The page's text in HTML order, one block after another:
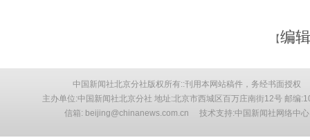
【编
中国新闻社北京分社版权所有::刊用本网站稿件，务经书面授权
主办单位:中国新闻社北京分社 地址:北京市西城区百万庄南街12号 邮编
信箱: beijing@chinanews.com.cn 技术支持:中国新闻社网络中心